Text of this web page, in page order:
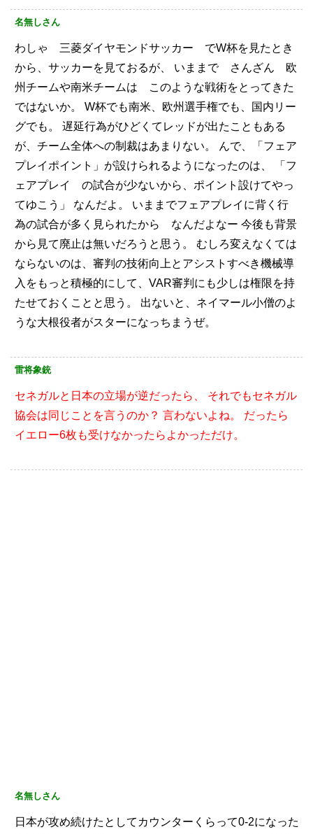
名無しさん
わしゃ 三菱ダイヤモンドサッカー でW杯を見たとき
から、サッカーを見ておるが、
いままで さんざん 欧
州チームや南米チームは このような戦術をとってきた
ではないか。
W杯でも南米、欧州選手権でも、国内リー
グでも。
遅延行為がひどくてレッドが出たこともある
が、チーム全体への制裁はあまりない。
んで、「フェア
プレイポイント」が設けられるようになったのは、
「フ
ェアプレイ の試合が少ないから、ポイント設けてやっ
てゆこう」
なんだよ。
いままでフェアプレイに背く行
為の試合が多く見られたから なんだよなー 今後も背景
から見て廃止は無いだろうと思う。
むしろ変えなくては
ならないのは、審判の技術向上とアシストすべき機械導
入をもっと積極的にして、VAR審判にも少しは権限を持
たせておくことと思う。
出ないと、ネイマール小僧のよ
うな大根役者がスターになっちまうぜ。
雷将象銃
セネガルと日本の立場が逆だったら、
それでもセネガル
協会は同じことを言うのか？ 言わないよね。
だったら
イエロー6枚も受けなかったらよかっただけ。
名無しさん
日本が攻め続けたとしてカウンターくらって0-2になった